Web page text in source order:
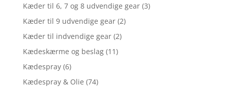
Kæder til 6, 7 og 8 udvendige gear (3)
Kæder til 9 udvendige gear (2)
Kæder til indvendige gear (2)
Kædeskærme og beslag (11)
Kædespray (6)
Kædespray & Olie (74)